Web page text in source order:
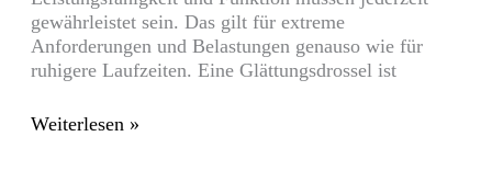
gewährleistet sein. Das gilt für extreme
Anforderungen und Belastungen genauso wie für
ruhigere Laufzeiten. Eine Glättungsdrossel ist
Weiterlesen »